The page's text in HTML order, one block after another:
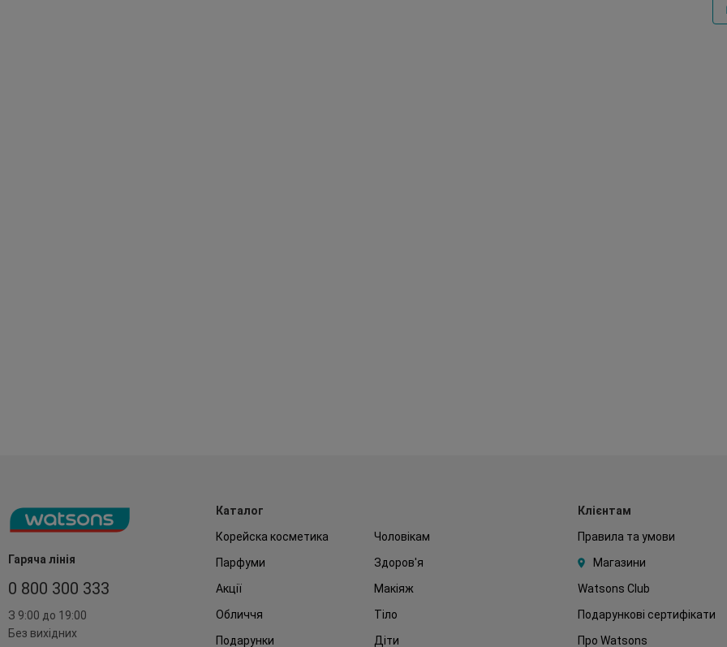
Гаряча лінія
0 800 300 333
З 9:00 до 19:00
Без вихідних
Каталог
Корейска косметика
Чоловікам
Парфуми
Здоров'я
Акції
Макіяж
Обличчя
Тіло
Подарунки
Діти
Клієнтам
Правила та умови
Магазини
Watsons Club
Подарункові сертифікати
Про Watsons